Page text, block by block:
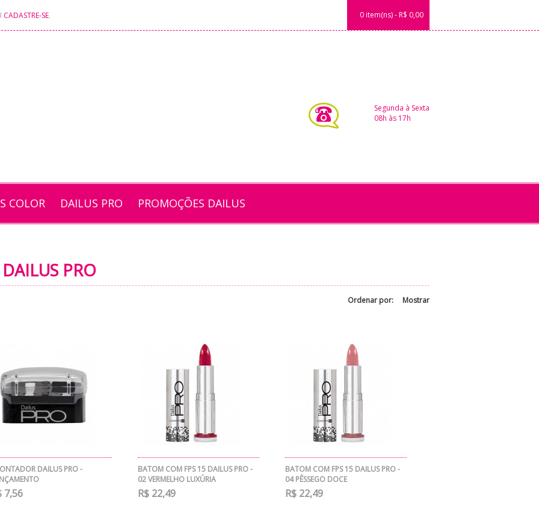
CADASTRE-SE. 0 item(ns) - R$ 0,00
Segunda à Sexta
08h às 17h
COLOR DAILUS PRO PROMOÇÕES DAILUS
DAILUS PRO
Mostrar
Ordenar por:
DAILUS PRO -
7,56
BATOM COM FPS 15 DAILUS PRO -
02 VERMELHO LUXÚRIA
R$ 22,49
BATOM COM FPS 15 DAILUS PRO -
04 PÊSSEGO DOCE
R$ 22,49